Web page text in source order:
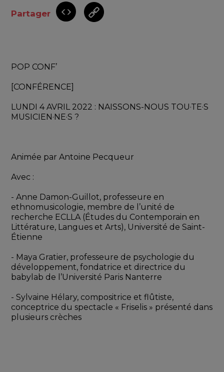
Partager
POP CONF’
[CONFÉRENCE]
LUNDI 4 AVRIL 2022 : NAISSONS-NOUS TOU·TE·S
MUSICIEN·NE·S ?
Animée par Antoine Pecqueur
Avec :
- Anne Damon-Guillot​, professeure en
ethnomusicologie, membre de l’unité de
recherche ECLLA (Études du Contemporain en
Littérature, Langues et Arts), Université de Saint-
Étienne
- Maya Gratier, ​professeure de psychologie du
développement, fondatrice et directrice du
babylab de l’Université Paris Nanterre
​- Sylvaine Hélary, compositrice et flûtiste,
conceptrice du spectacle « Friselis » présenté dans
plusieurs crèches